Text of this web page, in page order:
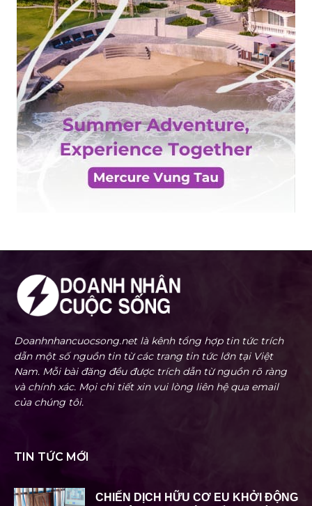
Doanhnhancuocsong.net là kênh tổng hợp tin tức trích
dẫn một số nguồn tin từ các trang tin tức lớn tại Việt
Nam. Mỗi bài đăng đều được trích dẫn từ nguồn rõ ràng
và chính xác. Mọi chi tiết xin vui lòng liên hệ qua email
của chúng tôi.
TIN TỨC MỚI
CHIẾN DỊCH HỮU CƠ EU KHỞI ĐỘNG